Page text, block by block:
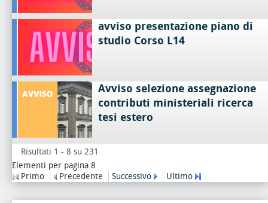
avviso presentazione piano di
studio Corso L14
Avviso selezione assegnazione
contributi ministeriali ricerca
tesi estero
Risultati 1 - 8 su 231
Elementi per pagina 8
Primo
Precedente Successivo Ultimo